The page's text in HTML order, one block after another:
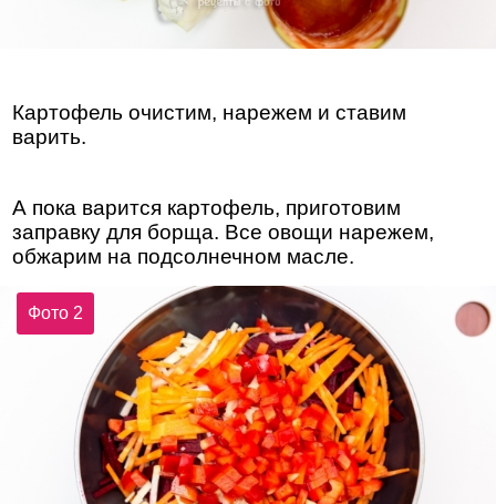
Картофель очистим, нарежем и ставим
варить.
А пока варится картофель, приготовим
заправку для борща. Все овощи нарежем,
обжарим на подсолнечном масле.
Фото 2